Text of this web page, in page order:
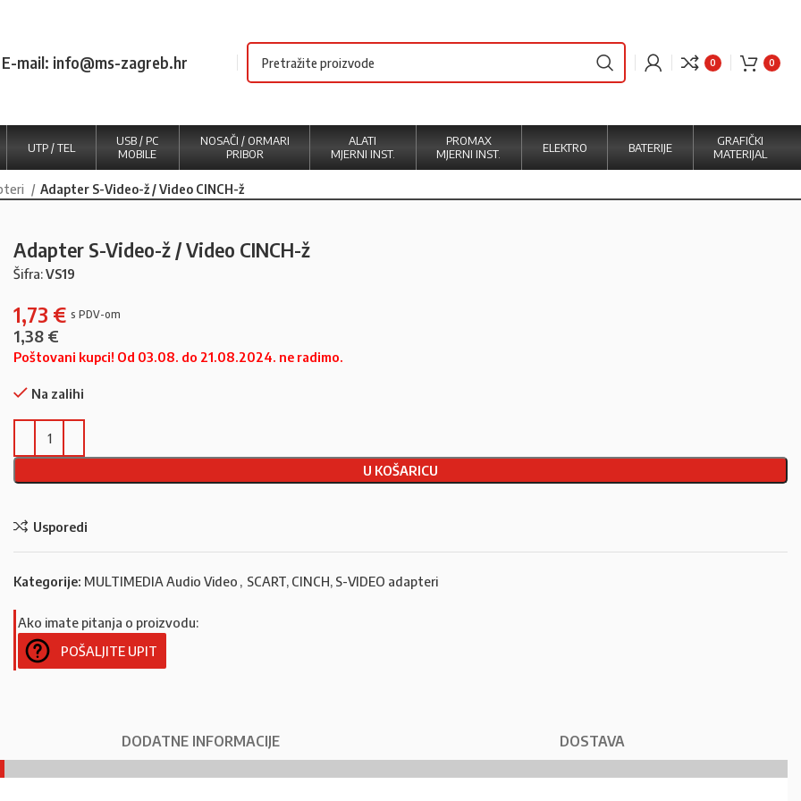
E-mail: info@ms-zagreb.hr 0 0
UTP / TEL
USB / PC
MOBILE
NOSAČI / ORMARI
PRIBOR
ALATI
MJERNI INST.
PROMAX
MJERNI INST.
ELEKTRO BATERIJE
GRAFIČKI
MATERIJAL
Adapter S-Video-ž / Video CINCH-ž
Adapter S-Video-ž / Video CINCH-ž
Šifra:VS19
1,73 €
1,38 €
Poštovani kupci! Od 03.08. do 21.08.2024. ne radimo.
Na zalihi
U KOŠARICU
Usporedi
Kategorije: MULTIMEDIA Audio Video , SCART, CINCH, S-VIDEO adapteri
Ako imate pitanja o proizvodu:
POŠALJITE UPIT
DODATNE INFORMACIJE DOSTAVA